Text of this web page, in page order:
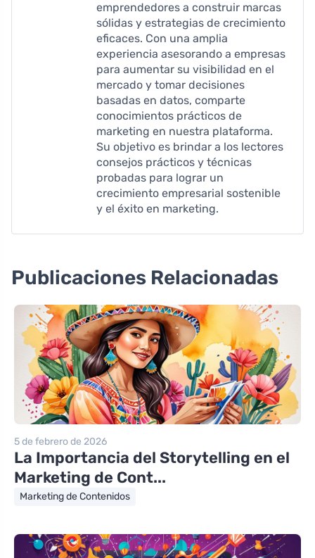
emprendedores a construir marcas
sólidas y estrategias de crecimiento
eficaces. Con una amplia
experiencia asesorando a empresas
para aumentar su visibilidad en el
mercado y tomar decisiones
basadas en datos, comparte
conocimientos prácticos de
marketing en nuestra plataforma.
Su objetivo es brindar a los lectores
consejos prácticos y técnicas
probadas para lograr un
crecimiento empresarial sostenible
y el éxito en marketing.
Publicaciones Relacionadas
5 de febrero de 2026
La Importancia del Storytelling en el
Marketing de Cont...
Marketing de Contenidos